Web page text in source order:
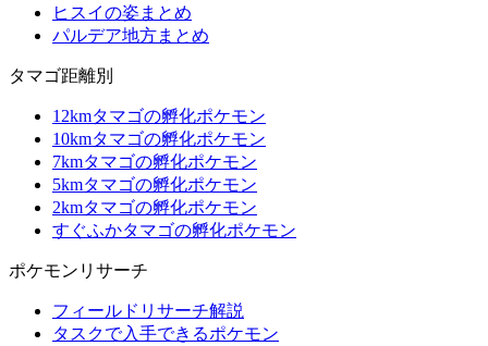
ヒスイの姿まとめ
パルデア地方まとめ
タマゴ距離別
12kmタマゴの孵化ポケモン
10kmタマゴの孵化ポケモン
7kmタマゴの孵化ポケモン
5kmタマゴの孵化ポケモン
2kmタマゴの孵化ポケモン
すぐふかタマゴの孵化ポケモン
ポケモンリサーチ
フィールドリサーチ解説
タスクで入手できるポケモン